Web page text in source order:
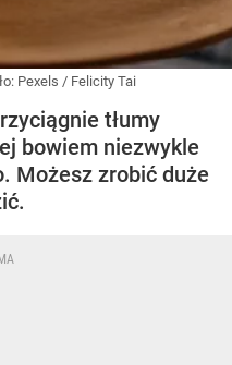
Pexels / Felicity Tai
tłumy
bowiem niezwykle
Możesz zrobić duże